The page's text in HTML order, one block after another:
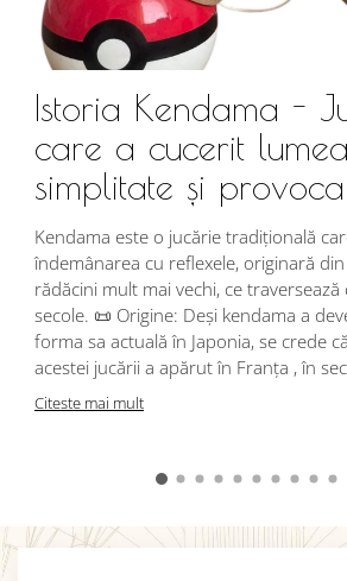
Istoria Kendama -
care a cucerit
simplitate și
Kendama este o jucărie tradițională
îndemânarea cu reflexele, originară
rădăcini mult mai vechi, ce
secole. 📜 Origine: Deși kendama a
forma sa actuală în Japonia, se crede
acestei jucării a apărut în Franța , în
Citeste mai mult